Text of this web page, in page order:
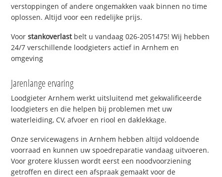
verstoppingen of andere ongemakken vaak binnen no time
oplossen. Altijd voor een redelijke prijs.
Voorstankoverlastbelt u vandaag 026-2051475! Wij hebben
24/7 verschillende loodgieters actief in Arnhem en
omgeving
Jarenlange ervaring
Loodgieter Arnhem werkt uitsluitend met gekwalificeerde
loodgieters en die helpen bij problemen met uw
waterleiding, CV, afvoer en riool en daklekkage.
Onze servicewagens in Arnhem hebben altijd voldoende
voorraad en kunnen uw spoedreparatie vandaag uitvoeren.
Voor grotere klussen wordt eerst een noodvoorziening
getroffen en direct een afspraak gemaakt voor de